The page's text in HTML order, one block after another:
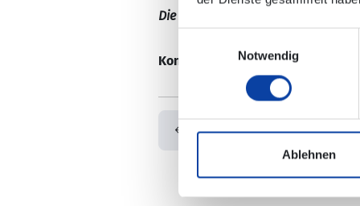
Notwendig
Ablehnen
Die Änderungen sind nicht in der
Kontaktdaten/ zuständiges
Zurück